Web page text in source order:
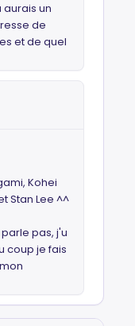
aurais un
de
et de quel
Kohei
Stan Lee ^^
pas, j'u
coup je fais